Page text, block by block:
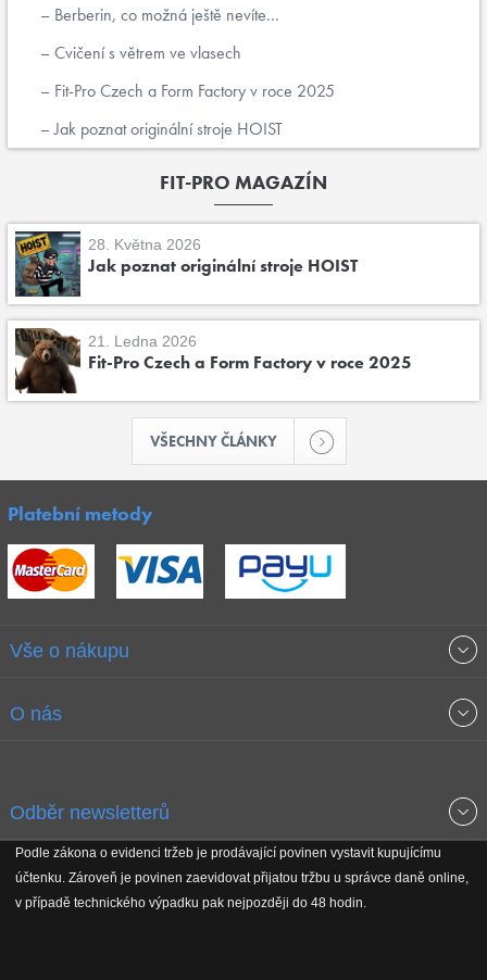
Berberin, co možná ještě nevíte...
Cvičení s větrem ve vlasech
Fit-Pro Czech a Form Factory v roce 2025
Jak poznat originální stroje HOIST
FIT-PRO MAGAZÍN
28. Května 2026
Jak poznat originální stroje HOIST
21. Ledna 2026
Fit-Pro Czech a Form Factory v roce 2025
VŠECHNY ČLÁNKY
Platební metody
Vše o nákupu
Obchodní podmínky
Reklamační řád
O nás
Koho podporujeme
Odběr newsletterů
Získejte přehled o novinkách, slevách, akčním zboží a upozornění
na nové články v magazínu!
Podle zákona o evidenci tržeb je prodávající povinen vystavit kupujícímu
účtenku. Zároveň je povinen zaevidovat přijatou tržbu u správce daně online,
v případě technického výpadku pak nejpozději do 48 hodin.